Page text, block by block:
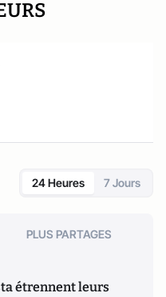
24 Heures 7 Jours
PLUS PARTAGES
étrennent leurs